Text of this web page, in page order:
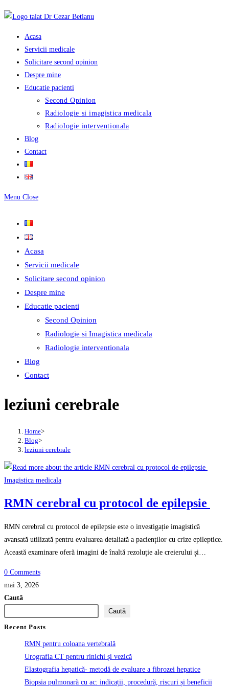
Skip
content Acasa
Servicii medicale
Solicitare second opinion
Despre mine
Educatie pacienti
Second Opinion
Radiologie si imagistica medicala
Radiologie interventionala
Blog
Contact
Menu Close
Acasa
Servicii medicale
Solicitare second opinion
Despre mine
Educatie pacienti
Second Opinion
Radiologie si Imagistica medicala
Radiologie interventionala
Blog
Contact
leziuni cerebrale
Home>
Blog>
leziuni cerebrale
Imagistica medicala
RMN cerebral cu protocol de epilepsie
RMN cerebral cu protocol de epilepsie este o investigație imagistică
avansată utilizată pentru evaluarea detaliată a pacienților cu crize epileptice.
Această examinare oferă imagini de înaltă rezoluție ale creierului și…
0 Comments
mai 3, 2026
Caută
Caută
Recent Posts
RMN pentru coloana vertebrală
Urografia CT pentru rinichi și vezică
Elastografia hepatică- metodă de evaluare a fibrozei hepatice
Biopsia pulmonară cu ac: indicații, procedură, riscuri și beneficii